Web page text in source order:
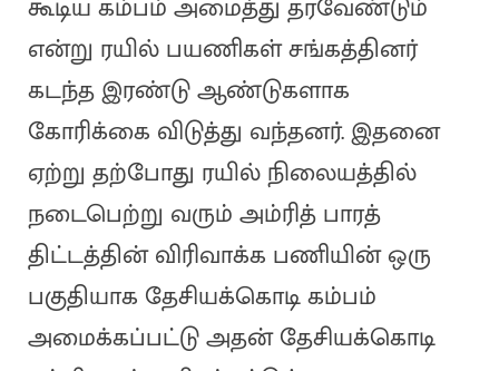
கூடிய கம்பம் அமைத்து தரவேண்டும்
என்று ரயில் பயணிகள் சங்கத்தினர்
கடந்த இரண்டு ஆண்டுகளாக
கோரிக்கை விடுத்து வந்தனர். இதனை
ஏற்று தற்போது ரயில் நிலையத்தில்
நடைபெற்று வரும் அம்ரித் பாரத்
திட்டத்தின் விரிவாக்க பணியின் ஒரு
பகுதியாக தேசியக்கொடி கம்பம்
அமைக்கப்பட்டு அதன் தேசியக்கொடி